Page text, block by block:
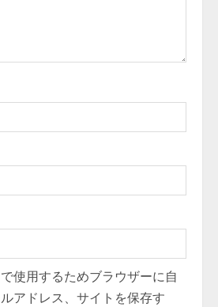
使用するためブラウザーに自
アドレス、サイトを保存す